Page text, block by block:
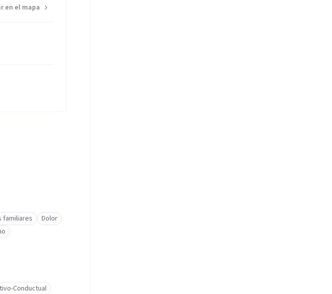
en el mapa
familiares
Dolor
Conductual